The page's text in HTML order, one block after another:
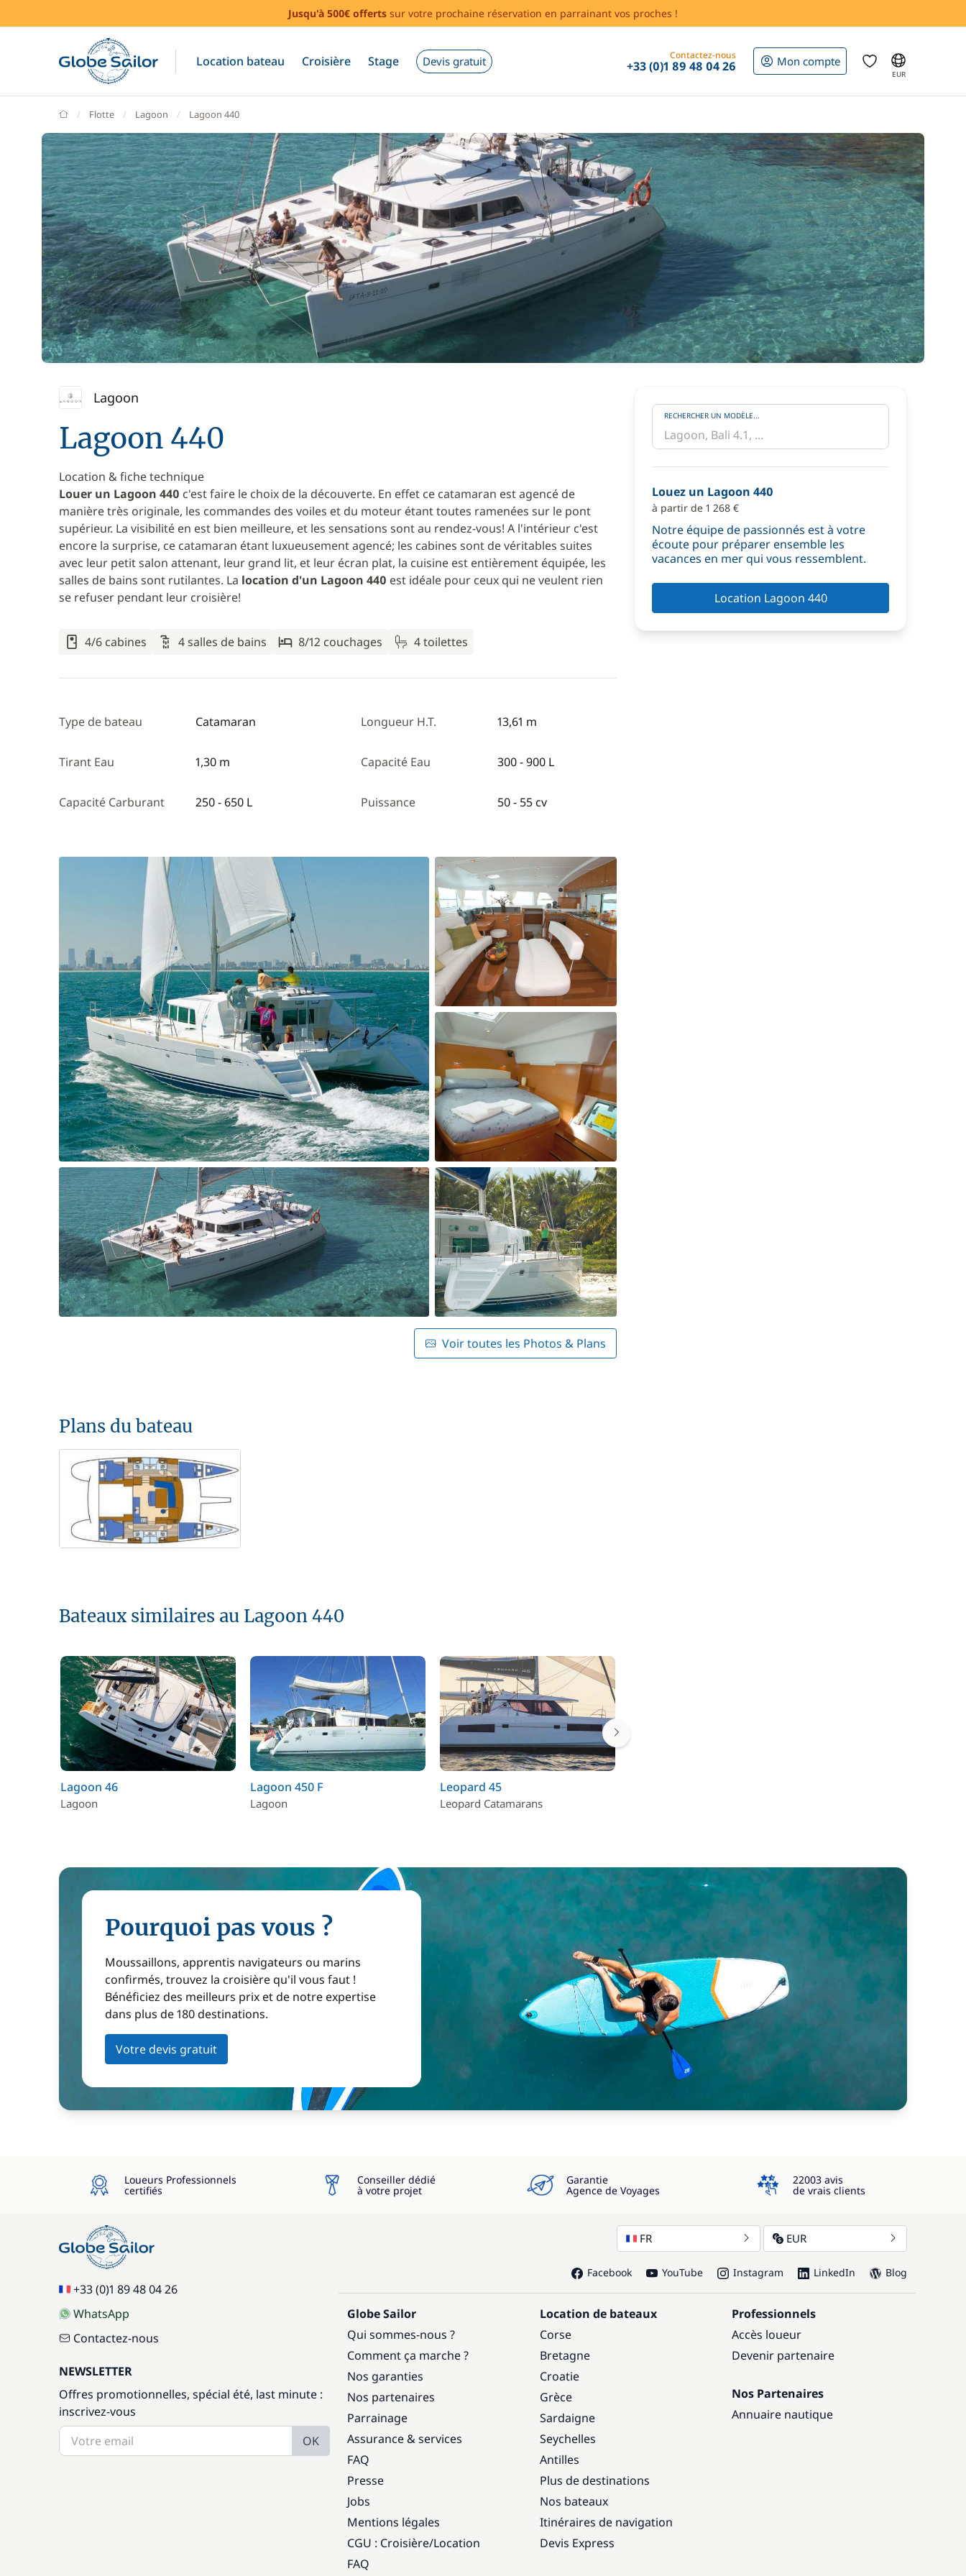
Jusqu'à 500€ offerts sur votre prochaine réservation en parrainant vos proches !
Location bateau Croisière Stage Devis gratuit Contactez-nous
+33 (0)1 89 48 04 26 Mon compte
EUR
GlobeSailor
Flotte Lagoon Lagoon 440
Lagoon
Lagoon 440
Location & fiche technique
Louer un Lagoon 440 c'est faire le choix de la découverte. En effet ce catamaran est agencé de
manière très originale, les commandes des voiles et du moteur étant toutes ramenées sur le pont
supérieur. La visibilité en est bien meilleure, et les sensations sont au rendez-vous! A l'intérieur c'est
encore la surprise, ce catamaran étant luxueusement agencé; les cabines sont de véritables suites
avec leur petit salon attenant, leur grand lit, et leur écran plat, la cuisine est entièrement équipée, les
salles de bains sont rutilantes. La location d'un Lagoon 440 est idéale pour ceux qui ne veulent rien
se refuser pendant leur croisière!
4/6 cabines 4 salles de bains 8/12 couchages 4 toilettes
Type de bateau Catamaran Longueur H.T. 13,61 m
Tirant Eau 1,30 m Capacité Eau 300 - 900 L
Capacité Carburant 250 - 650 L Puissance 50 - 55 cv
Voir toutes les Photos & Plans
Plans du bateau
Bateaux similaires au Lagoon 440
Lagoon 46
Lagoon
Lagoon 450 F
Lagoon
Leopard 45
Leopard Catamarans
RECHERCHER UN MODÈLE...
Louez un Lagoon 440
à partir de 1 268 €
Notre équipe de passionnés est à votre
écoute pour préparer ensemble les
vacances en mer qui vous ressemblent.
Location Lagoon 440
Pourquoi pas vous ?
Moussaillons, apprentis navigateurs ou marins
confirmés, trouvez la croisière qu'il vous faut !
Bénéficiez des meilleurs prix et de notre expertise
dans plus de 180 destinations.
Votre devis gratuit
Loueurs Professionnels
certifiés
Conseiller dédié
à votre projet
Garantie
Agence de Voyages
4.3
22003 avis
de vrais clients
+33 (0)1 89 48 04 26
WhatsApp
Contactez-nous
NEWSLETTER
Offres promotionnelles, spécial été, last minute :
inscrivez-vous
OK
FR EUR
Facebook YouTube Instagram LinkedIn Blog
Globe Sailor
Qui sommes-nous ?
Comment ça marche ?
Nos garanties
Nos partenaires
Parrainage
Assurance & services
FAQ
Presse
Jobs
Mentions légales
CGU : Croisière/Location
FAQ
Location de bateaux
Corse
Bretagne
Croatie
Grèce
Sardaigne
Seychelles
Antilles
Plus de destinations
Nos bateaux
Itinéraires de navigation
Devis Express
Professionnels
Accès loueur
Devenir partenaire
Nos Partenaires
Annuaire nautique